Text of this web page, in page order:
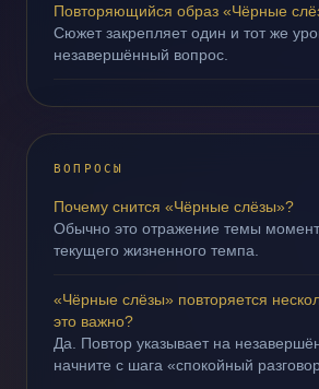
Повторяющийся образ «Чёрные
Сюжет закрепляет один и тот же
незавершённый вопрос.
ВОПРОСЫ
Почему снится «Чёрные слёзы»?
Обычно это отражение темы
текущего жизненного темпа.
«Чёрные слёзы» повторяется
это важно?
Да. Повтор указывает на
начните с шага «спокойный